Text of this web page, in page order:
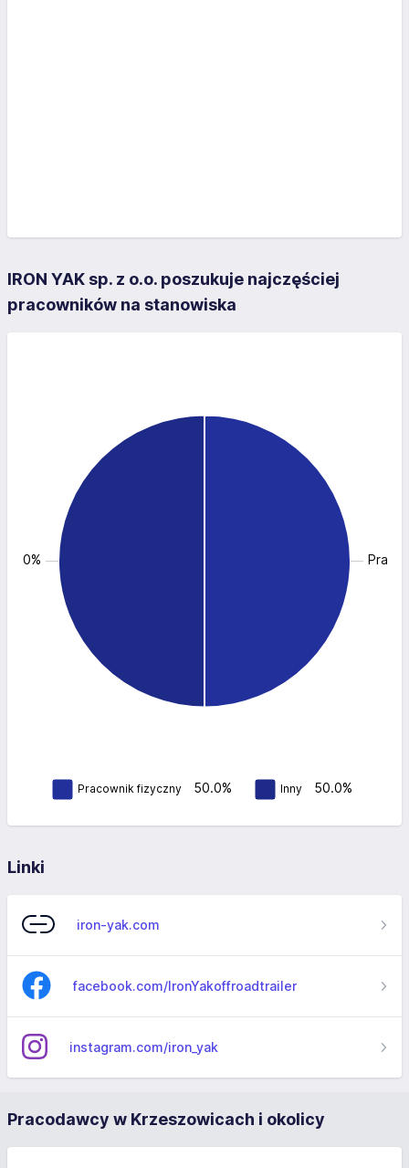
IRON YAK sp. z o.o. poszukuje najczęściej
pracowników na stanowiska
Pracownik fizyczny 50.0% Inny 50.0%
Linki
iron-yak.com
facebook.com/IronYakoffroadtrailer
instagram.com/iron_yak
Pracodawcy w Krzeszowicach i okolicy